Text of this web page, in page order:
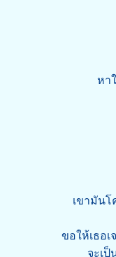
หา
เขามันโ
ขอให้เธอเ
จะเป็